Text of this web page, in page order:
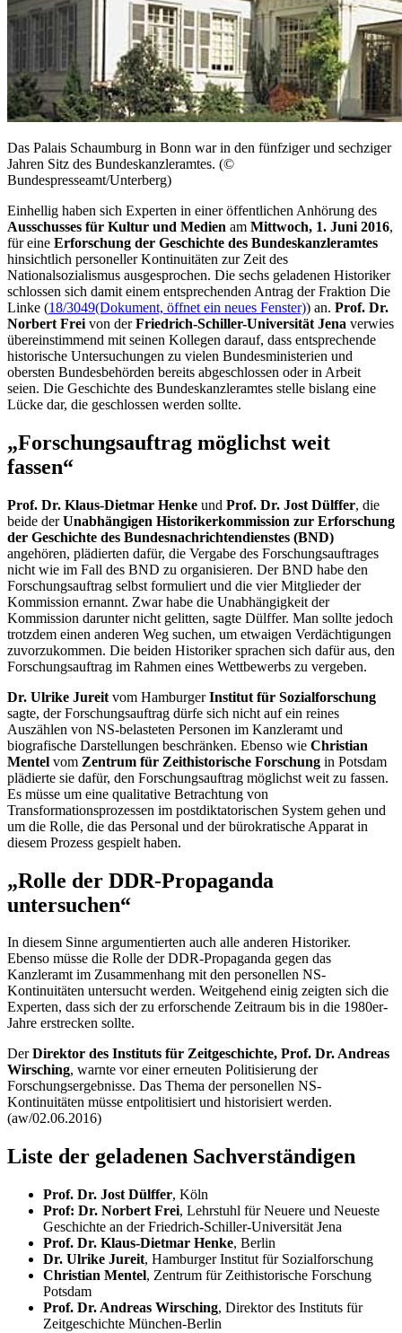
Das Palais Schaumburg in Bonn war in den fünfziger und sechziger
Jahren Sitz des Bundeskanzleramtes. (©
Bundespresseamt/Unterberg)
Einhellig haben sich Experten in einer öffentlichen Anhörung des
Ausschusses für Kultur und Medien am Mittwoch, 1. Juni 2016,
für eine Erforschung der Geschichte des Bundeskanzleramtes
hinsichtlich personeller Kontinuitäten zur Zeit des
Nationalsozialismus ausgesprochen. Die sechs geladenen Historiker
schlossen sich damit einem entsprechenden Antrag der Fraktion Die
Linke (18/3049(Dokument, öffnet ein neues Fenster)) an. Prof. Dr.
Norbert Frei von derFriedrich-Schiller-Universität Jena verwies
übereinstimmend mit seinen Kollegen darauf, dass entsprechende
historische Untersuchungen zu vielen Bundesministerien und
obersten Bundesbehörden bereits abgeschlossen oder in Arbeit
seien. Die Geschichte des Bundeskanzleramtes stelle bislang eine
Lücke dar, die geschlossen werden sollte.
„Forschungsauftrag möglichst weit
fassen“
Prof. Dr. Klaus-Dietmar Henke und Prof. Dr. Jost Dülffer, die
beide derUnabhängigen Historikerkommission zur Erforschung
der Geschichte des Bundesnachrichtendienstes (BND)
angehören, plädierten dafür, die Vergabe des Forschungsauftrages
nicht wie im Fall des BND zu organisieren. Der BND habe den
Forschungsauftrag selbst formuliert und die vier Mitglieder der
Kommission ernannt. Zwar habe die Unabhängigkeit der
Kommission darunter nicht gelitten, sagte Dülffer. Man sollte jedoch
trotzdem einen anderen Weg suchen, um etwaigen Verdächtigungen
zuvorzukommen. Die beiden Historiker sprachen sich dafür aus, den
Forschungsauftrag im Rahmen eines Wettbewerbs zu vergeben.
Dr. Ulrike Jureit vom HamburgerInstitut für Sozialforschung
sagte, der Forschungsauftrag dürfe sich nicht auf ein reines
Auszählen von NS-belasteten Personen im Kanzleramt und
biografische Darstellungen beschränken. Ebenso wie Christian
Mentel vom Zentrum für Zeithistorische Forschung in Potsdam
plädierte sie dafür, den Forschungsauftrag möglichst weit zu fassen.
Es müsse um eine qualitative Betrachtung von
Transformationsprozessen im postdiktatorischen System gehen und
um die Rolle, die das Personal und der bürokratische Apparat in
diesem Prozess gespielt haben.
„Rolle der DDR-Propaganda
untersuchen“
In diesem Sinne argumentierten auch alle anderen Historiker.
Ebenso müsse die Rolle der DDR-Propaganda gegen das
Kanzleramt im Zusammenhang mit den personellen NS-
Kontinuitäten untersucht werden. Weitgehend einig zeigten sich die
Experten, dass sich der zu erforschende Zeitraum bis in die 1980er-
Jahre erstrecken sollte.
DerDirektor des Instituts für Zeitgeschichte, Prof. Dr. Andreas
Wirsching, warnte vor einer erneuten Politisierung der
Forschungsergebnisse. Das Thema der personellen NS-
Kontinuitäten müsse entpolitisiert und historisiert werden.
(aw/02.06.2016)
Liste der geladenen Sachverständigen
Prof. Dr. Jost Dülffer, Köln
Prof: Dr. Norbert Frei, Lehrstuhl für Neuere und Neueste
Geschichte an der Friedrich-Schiller-Universität Jena
Prof. Dr. Klaus-Dietmar Henke, Berlin
Dr. Ulrike Jureit, Hamburger Institut für Sozialforschung
Christian Mentel, Zentrum für Zeithistorische Forschung
Potsdam
Prof. Dr. Andreas Wirsching, Direktor des Instituts für
Zeitgeschichte München-Berlin